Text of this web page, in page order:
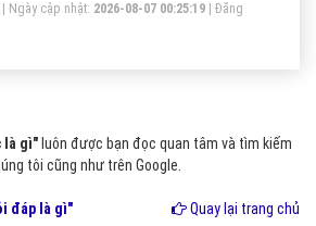
| Ngày cập nhật: 2026-08-07 00:25:19
Đăng
là gì" luôn được bạn đọc quan tâm và tìm kiếm
tôi cũng như trên Google.
đáp là gì" Quay lại trang chủ